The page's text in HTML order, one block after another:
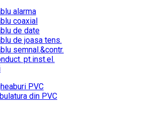
alarma
coaxial
de date
de joasa tens.
semnal.&contr.
pt.inst.el.
PVC
din PVC